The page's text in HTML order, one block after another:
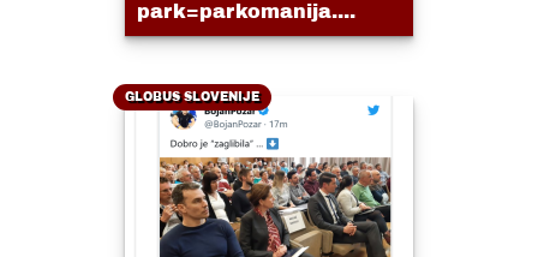
park=parkomanija....
GLOBUS SLOVENIJE